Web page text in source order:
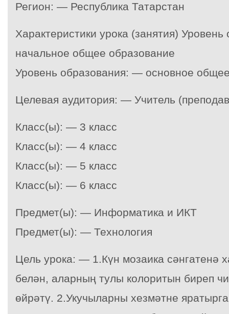
Регион: — Республика Татарстан
Характеристики урока (занятия)
начальное общее образование
Уровень образования: — основное
Целевая аудитория: — Учитель
Класс(ы): — 3 класс
Класс(ы): — 4 класс
Класс(ы): — 5 класс
Класс(ы): — 6 класс
Предмет(ы): — Информатика и ИКТ
Предмет(ы): — Технология
Цель урока: — 1.Күн мозаика сәнгатенә
белән, аларның тулы колоритын биреп
өйрәтү. 2.Укучыларны хезмәтне